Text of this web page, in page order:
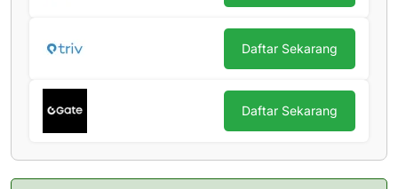
Daftar Sekarang
Daftar Sekarang